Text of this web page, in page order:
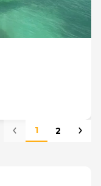
1 2